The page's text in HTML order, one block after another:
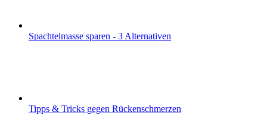
Spachtelmasse sparen - 3 Alternativen
Tipps & Tricks gegen Rückenschmerzen